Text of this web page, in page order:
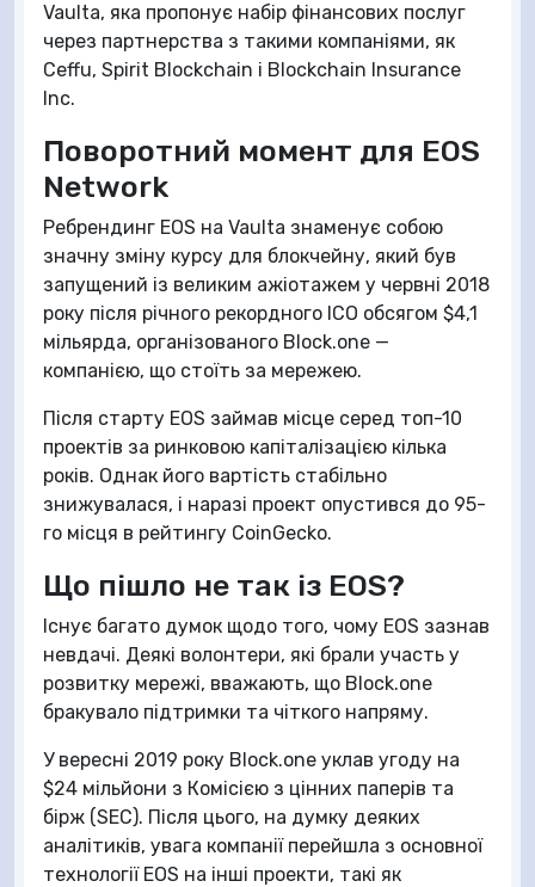
Vaulta, яка пропонує набір фінансових послуг
через партнерства з такими компаніями, як
Ceffu, Spirit Blockchain і Blockchain Insurance
Inc.
Поворотний момент для EOS
Network
Ребрендинг EOS на Vaulta знаменує собою
значну зміну курсу для блокчейну, який був
запущений із великим ажіотажем у червні 2018
року після річного рекордного ICO обсягом $4,1
мільярда, організованого Block.one —
компанією, що стоїть за мережею.
Після старту EOS займав місце серед топ-10
проектів за ринковою капіталізацією кілька
років. Однак його вартість стабільно
знижувалася, і наразі проект опустився до 95-
го місця в рейтингу CoinGecko.
Що пішло не так із EOS?
Існує багато думок щодо того, чому EOS зазнав
невдачі. Деякі волонтери, які брали участь у
розвитку мережі, вважають, що Block.one
бракувало підтримки та чіткого напряму.
У вересні 2019 року Block.one уклав угоду на
$24 мільйони з Комісією з цінних паперів та
бірж (SEC). Після цього, на думку деяких
аналітиків, увага компанії перейшла з основної
технології EOS на інші проекти, такі як